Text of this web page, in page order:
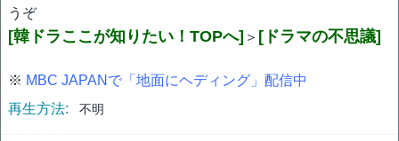
うぞ
[韓ドラここが知りたい！TOPへ] ＞ [ドラマの不思議]
※ MBC JAPANで「地面にヘディング」配信中
再生方法:
不明